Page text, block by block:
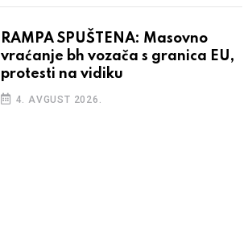
RAMPA SPUŠTENA: Masovno
vraćanje bh vozača s granica EU,
protesti na vidiku
4. AVGUST 2026.